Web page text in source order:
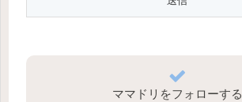
ママドリをフォローする